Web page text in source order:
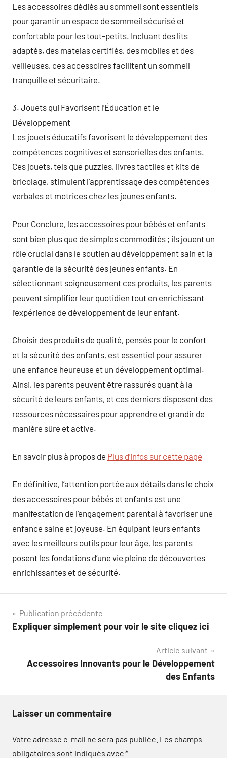
Les accessoires dédiés au sommeil sont essentiels
pour garantir un espace de sommeil sécurisé et
confortable pour les tout-petits. Incluant des lits
adaptés, des matelas certifiés, des mobiles et des
veilleuses, ces accessoires facilitent un sommeil
tranquille et sécuritaire.
3. Jouets qui Favorisent l’Éducation et le
Développement
Les jouets éducatifs favorisent le développement des
compétences cognitives et sensorielles des enfants.
Ces jouets, tels que puzzles, livres tactiles et kits de
bricolage, stimulent l’apprentissage des compétences
verbales et motrices chez les jeunes enfants.
Pour Conclure, les accessoires pour bébés et enfants
sont bien plus que de simples commodités ; ils jouent un
rôle crucial dans le soutien au développement sain et la
garantie de la sécurité des jeunes enfants. En
sélectionnant soigneusement ces produits, les parents
peuvent simplifier leur quotidien tout en enrichissant
l’expérience de développement de leur enfant.
Choisir des produits de qualité, pensés pour le confort
et la sécurité des enfants, est essentiel pour assurer
une enfance heureuse et un développement optimal.
Ainsi, les parents peuvent être rassurés quant à la
sécurité de leurs enfants, et ces derniers disposent des
ressources nécessaires pour apprendre et grandir de
manière sûre et active.
En savoir plus à propos de Plus d’infos sur cette page
En définitive, l’attention portée aux détails dans le choix
des accessoires pour bébés et enfants est une
manifestation de l’engagement parental à favoriser une
enfance saine et joyeuse. En équipant leurs enfants
avec les meilleurs outils pour leur âge, les parents
posent les fondations d’une vie pleine de découvertes
enrichissantes et de sécurité.
Navigation
de
Publication précédente
Expliquer simplement pour voir le site cliquez ici
Article suivant
Accessoires Innovants pour le Développement
des Enfants
Laisser un commentaire
Votre adresse e-mail ne sera pas publiée. Les champs
obligatoires sont indiqués avec*